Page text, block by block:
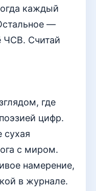
каждый
—
ЧСВ. Считай
где
цифр.
сухая
с миром.
намерение,
в журнале.